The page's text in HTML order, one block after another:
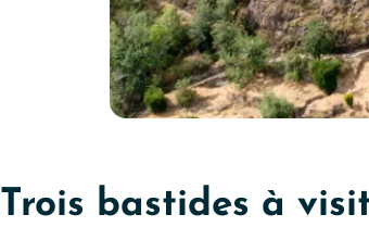
Forteresse de Najac – 7 idées
Trois bastides à